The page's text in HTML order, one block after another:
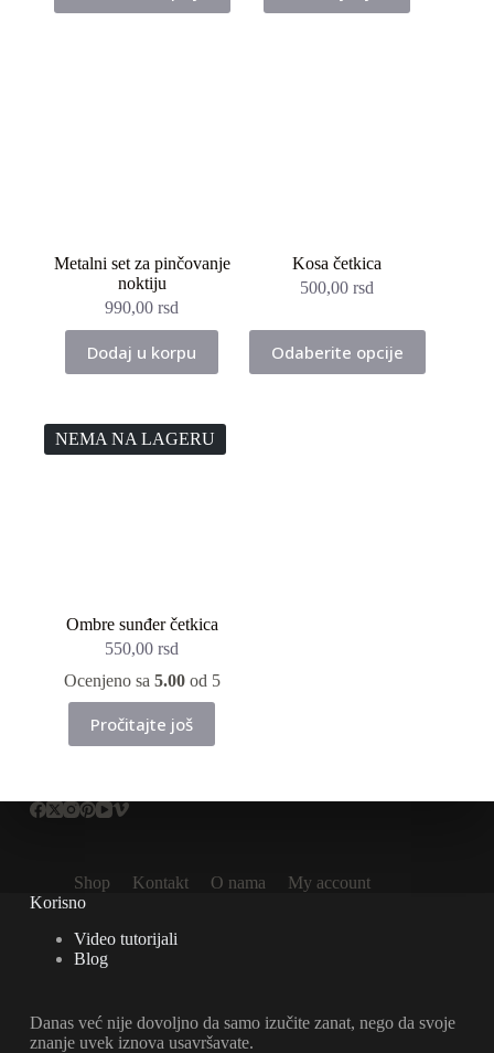
ima
Metalni set za pinčovanje
noktiju
990,00rsd
Dodaj u korpu
Kosa četkica
500,00rsd
Odaberite opcije
proizvod
ima
NEMA NA LAGERU
Ombre sunđer četkica
550,00rsd
Ocenjeno sa 5.00od 5
Pročitajte još
Shop Kontakt O nama
My account
Korisno
Video tutorijali
Blog
Danas već nije dovoljno da samo izučite zanat, nego da svoje
znanje uvek iznova usavršavate.